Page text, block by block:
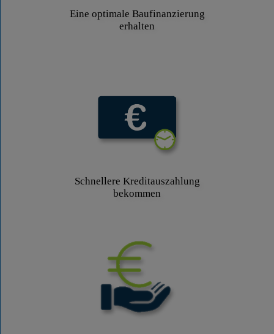
Eine optimale Baufinanzierung
erhalten
Schnellere Kreditauszahlung
bekommen